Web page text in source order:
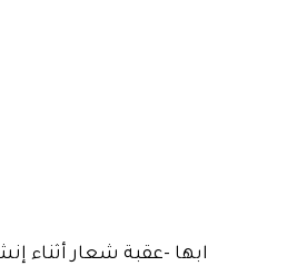
ابها -عقبة شعار أثناء